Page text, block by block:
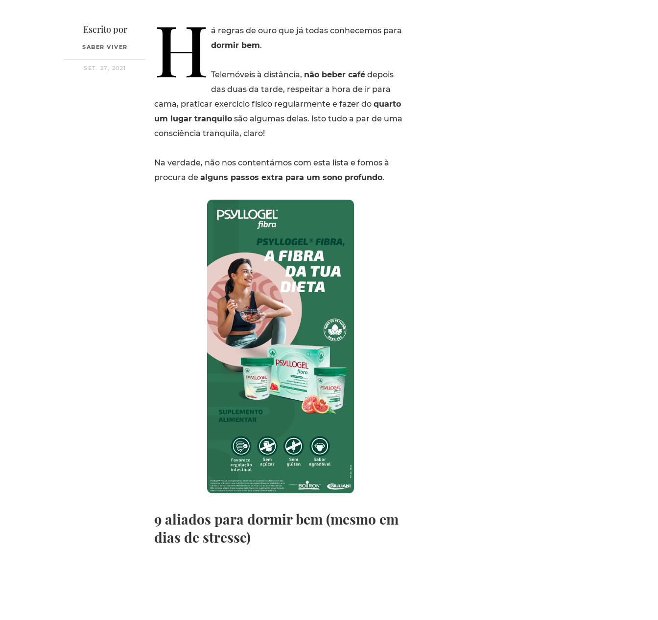
Escrito por
SABER VIVER
SET. 27, 2021 H á regras de ouro que já todas conhecemos para
dormir bem.
Telemóveis à distância, não beber cafédepois
das duas da tarde, respeitar a hora de ir para
cama, praticar exercício físico regularmente e fazer do quarto
um lugar tranquilosão algumas delas. Isto tudo a par de uma
consciência tranquila, claro!
Na verdade, não nos contentámos com esta lista e fomos à
procura de alguns passos extra para um sono profundo.
9 aliados para dormir bem (mesmo em
dias de stresse)